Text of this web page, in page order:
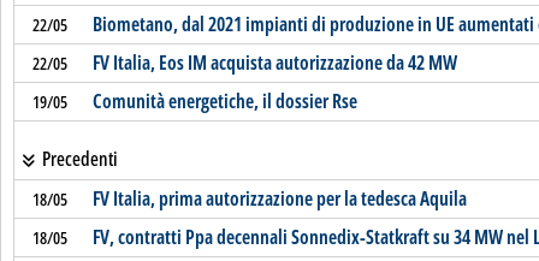
22/05 Biometano, dal 2021 impianti di produzione in UE aumentati
22/05 FV Italia, Eos IM acquista autorizzazione da 42 MW
19/05 Comunità energetiche, il dossier Rse
Precedenti
18/05 FV Italia, prima autorizzazione per la tedesca Aquila
18/05 FV, contratti Ppa decennali Sonnedix-Statkraft su 34 MW nel